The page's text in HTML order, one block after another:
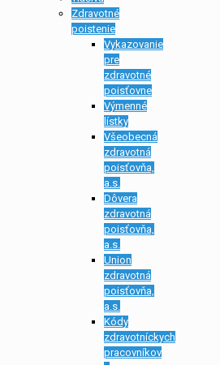
Zdravotné
poistenie
Vykazovanie
pre
zdravotné
poisťovne
Výmenné
lístky
Všeobecná
zdravotná
poisťovňa,
a.s.
Dôvera
zdravotná
poisťovňa,
a.s.
Union
zdravotná
poisťovňa,
a.s.
Kódy
zdravotníckych
pracovníkov